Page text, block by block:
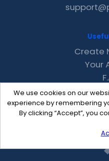
We use cookies on our
experience by remembering
By clicking “Accept”, you
Create
Your